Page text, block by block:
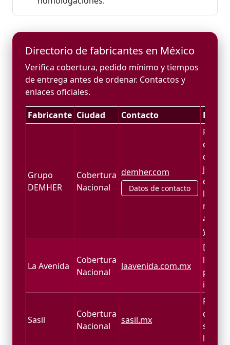
Directorio de fabricantes en México
Verifica cobertura, pedido mínimo y tiempos
de entrega antes de ordenar. Contactos y
enlaces oficiales.
Fabricante Ciudad Contacto
Grupo
DEMHER
Cobertura
Nacional
demher.com
Datos de contacto
jabón
y más
La Avenida
Cobertura
Nacional
laavenida.com.mx
para
Sasil
Cobertura
Nacional
sasil.mx